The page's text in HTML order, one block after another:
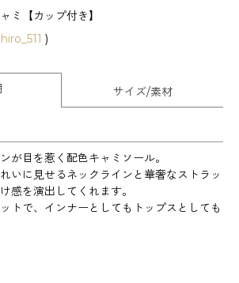
ミ【カップ付き】
)
サイズ/素材
が目を惹く配色キャミソール。
いに見せるネックラインと華奢なストラッ
感を演出してくれます。
トで、インナーとしてもトップスとしても